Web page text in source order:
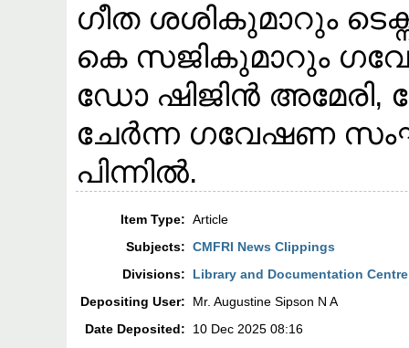
ഗീത ശശികുമാറും
കെ സജികുമാറും
ഡോ ഷിജിൻ അമേരി,
ചേർന്ന ഗവേഷണ
പിന്നിൽ.
Item Type: Article
Subjects: CMFRI News Clippings
Divisions:
Library and Documentation Centre
Depositing User:
Mr. Augustine Sipson N A
Date Deposited:
10 Dec 2025 08:16